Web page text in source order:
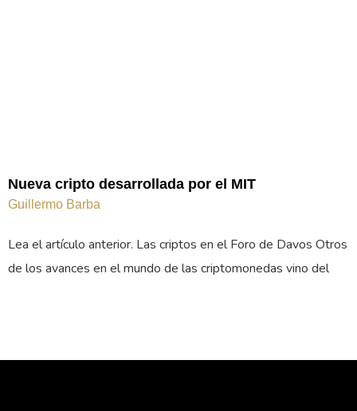
Nueva cripto desarrollada por el MIT
Guillermo Barba
Lea el artículo anterior. Las criptos en el Foro de Davos Otros
de los avances en el mundo de las criptomonedas vino del